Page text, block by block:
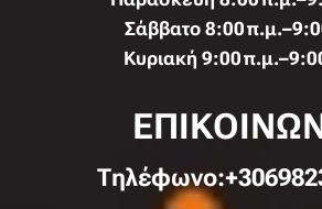
Σάββατο 8:00
Κυριακή 9:00